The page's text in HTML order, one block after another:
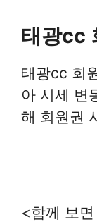
태광cc
태광cc 회
아 시세 변
해 회원권
<함께 보